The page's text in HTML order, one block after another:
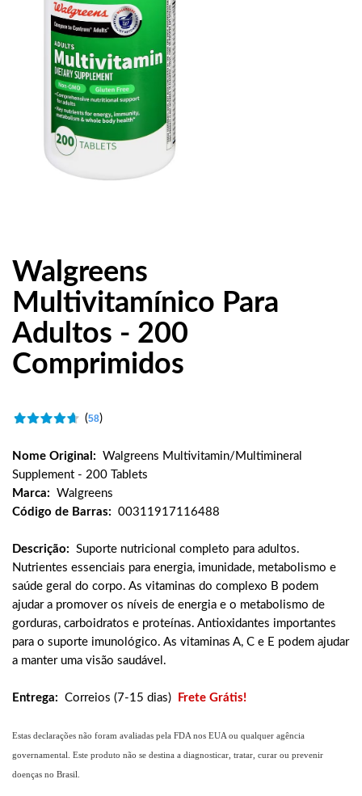
Walgreens
Multivitamínico Para
Adultos - 200
Comprimidos
(58)
Nome Original: Walgreens Multivitamin/Multimineral
Supplement - 200 Tablets
Marca: Walgreens
Código de Barras: 00311917116488
Descrição: Suporte nutricional completo para adultos.
Nutrientes essenciais para energia, imunidade, metabolismo e
saúde geral do corpo. As vitaminas do complexo B podem
ajudar a promover os níveis de energia e o metabolismo de
gorduras, carboidratos e proteínas. Antioxidantes importantes
para o suporte imunológico. As vitaminas A, C e E podem ajudar
a manter uma visão saudável.
Entrega: Correios (7-15 dias) Frete Grátis!
Estas declarações não foram avaliadas pela FDA nos EUA ou qualquer agência
governamental. Este produto não se destina a diagnosticar, tratar, curar ou prevenir
doenças no Brasil.